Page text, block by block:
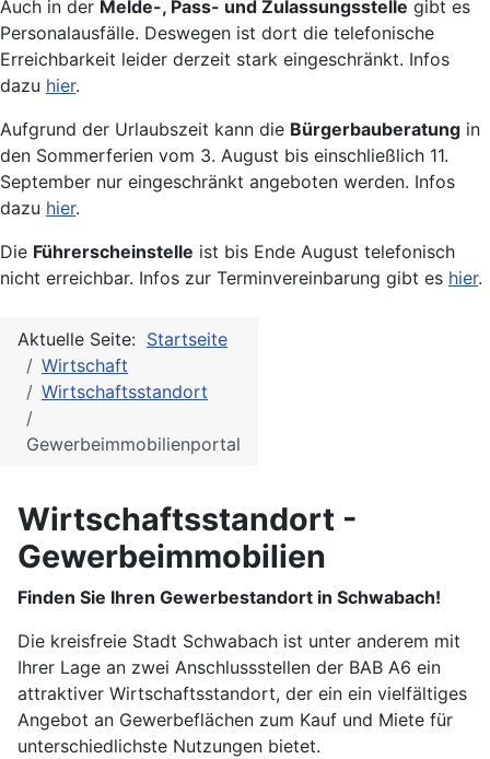
Auch in der Melde-, Pass- und Zulassungsstelle gibt es
Personalausfälle. Deswegen ist dort die telefonische
Erreichbarkeit leider derzeit stark eingeschränkt. Infos
dazu hier.
Aufgrund der Urlaubszeit kann die Bürgerbauberatung in
den Sommerferien vom 3. August bis einschließlich 11.
September nur eingeschränkt angeboten werden. Infos
dazu hier.
Die Führerscheinstelle ist bis Ende August telefonisch
nicht erreichbar. Infos zur Terminvereinbarung gibt es hier.
Aktuelle Seite: Startseite
Wirtschaft
Wirtschaftsstandort
Gewerbeimmobilienportal
Wirtschaftsstandort -
Gewerbeimmobilien
Finden Sie Ihren Gewerbestandort in Schwabach!
Die kreisfreie Stadt Schwabach ist unter anderem mit
Ihrer Lage an zwei Anschlussstellen der BAB A6 ein
attraktiver Wirtschaftsstandort, der ein ein vielfältiges
Angebot an Gewerbeflächen zum Kauf und Miete für
unterschiedlichste Nutzungen bietet.